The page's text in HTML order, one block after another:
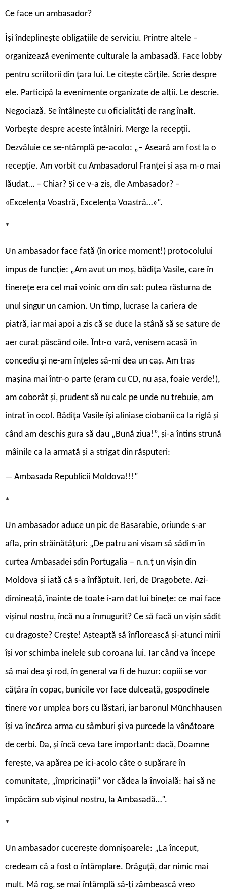
Ce face un ambasador?
Își îndeplinește obligațiile de serviciu. Printre altele –
organizează evenimente culturale la ambasadă. Face lobby
pentru scriitorii din țara lui. Le citește cărțile. Scrie despre
ele. Participă la evenimente organizate de alții. Le descrie.
Negociază. Se întâlnește cu oficialități de rang înalt.
Vorbește despre aceste întâlniri. Merge la recepții.
Dezvăluie ce se-ntâmplă pe-acolo: „– Aseară am fost la o
recepție. Am vorbit cu Ambasadorul Franței și așa m-o mai
lăudat… – Chiar? Și ce v-a zis, dle Ambasador? –
«Excelența Voastră, Excelența Voastră…»”.
*
Un ambasador face față (în orice moment!) protocolului
impus de funcție: „Am avut un moș, bădița Vasile, care în
tinerețe era cel mai voinic om din sat: putea răsturna de
unul singur un camion. Un timp, lucrase la cariera de
piatră, iar mai apoi a zis că se duce la stână să se sature de
aer curat păscând oile. Într-o vară, venisem acasă în
concediu și ne-am înțeles să-mi dea un caș. Am tras
mașina mai într-o parte (eram cu CD, nu așa, foaie verde!),
am coborât și, prudent să nu calc pe unde nu trebuie, am
intrat în ocol. Bădița Vasile își aliniase ciobanii ca la riglă și
când am deschis gura să dau „Bună ziua!”, și-a întins strună
mâinile ca la armată și a strigat din răsputeri:
— Ambasada Republicii Moldova!!!”
*
Un ambasador aduce un pic de Basarabie, oriunde s-ar
afla, prin străinătățuri: „De patru ani visam să sădim în
curtea Ambasadei șdin Portugalia – n.n.ț un vișin din
Moldova și iată că s-a înfăptuit. Ieri, de Dragobete. Azi-
dimineață, înainte de toate i-am dat lui binețe: ce mai face
vișinul nostru, încă nu a înmugurit? Ce să facă un vișin sădit
cu dragoste? Crește! Așteaptă să înflorească și-atunci mirii
își vor schimba inelele sub coroana lui. Iar când va începe
să mai dea și rod, în general va fi de huzur: copiii se vor
cățăra în copac, bunicile vor face dulceață, gospodinele
tinere vor umplea borș cu lăstari, iar baronul Münchhausen
își va încărca arma cu sâmburi și va purcede la vânătoare
de cerbi. Da, și încă ceva tare important: dacă, Doamne
ferește, va apărea pe ici-acolo câte o supărare în
comunitate, „împricinații” vor cădea la învoială: hai să ne
împăcăm sub vișinul nostru, la Ambasadă…”.
*
Un ambasador cucerește domnișoarele: „La început,
credeam că a fost o întâmplare. Drăguță, dar nimic mai
mult. Mă rog, se mai întâmplă să-ți zâmbească vreo